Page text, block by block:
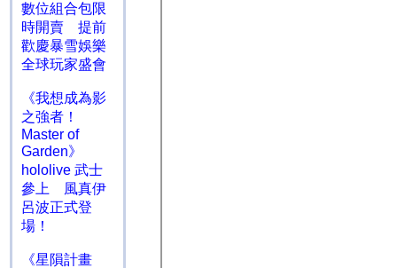
數位組合包限
時開賣 提前
歡慶暴雪娛樂
全球玩家盛會
《我想成為影
之強者！
Master of
Garden》
hololive 武士
參上 風真伊
呂波正式登
場！
《星隕計畫